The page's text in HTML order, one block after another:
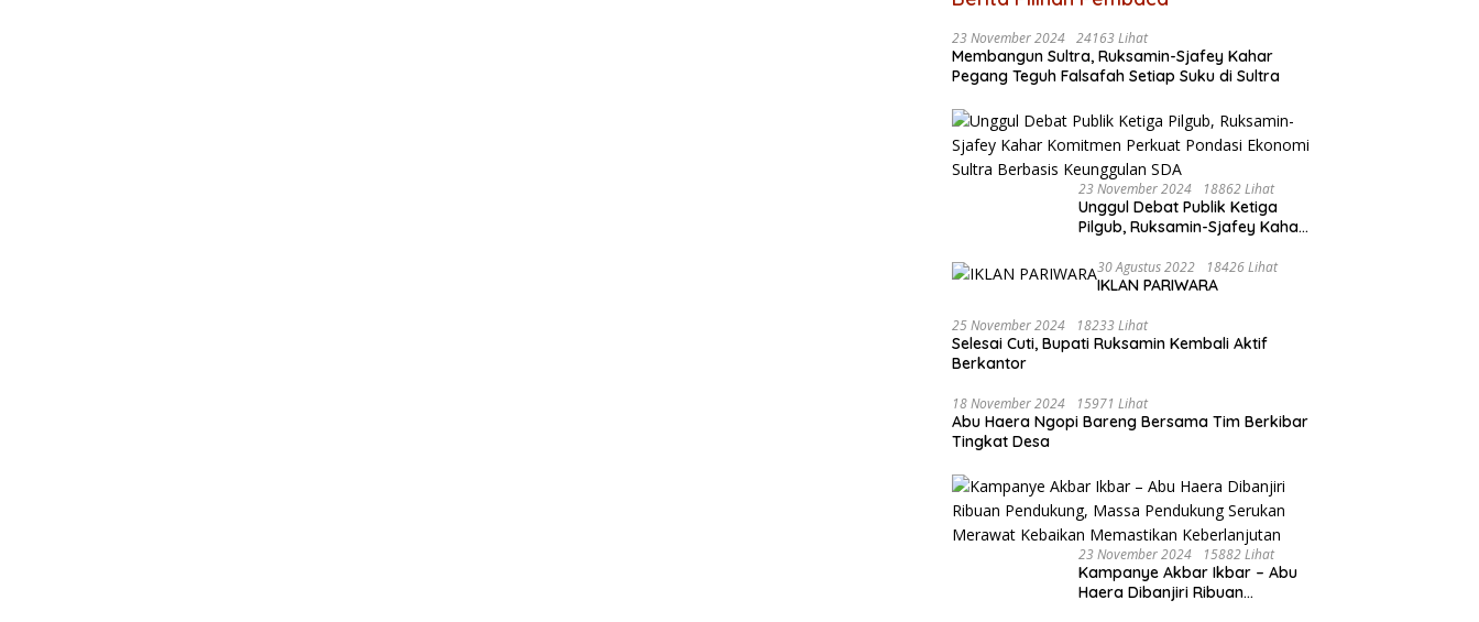
23 November 2024 24163 Lihat
Membangun Sultra, Ruksamin-Sjafey Kahar
Pegang Teguh Falsafah Setiap Suku di Sultra
23 November 2024 18862 Lihat
Unggul Debat Publik Ketiga
Pilgub, Ruksamin-Sjafey Kahar
Ekonomi Sultra Berbasis
Keunggulan SDA
30 Agustus 2022 18426 Lihat
IKLAN PARIWARA
25 November 2024 18233 Lihat
Selesai Cuti, Bupati Ruksamin Kembali Aktif
Berkantor
18 November 2024 15971 Lihat
Abu Haera Ngopi Bareng Bersama Tim Berkibar
Tingkat Desa
23 November 2024 15882 Lihat
Kampanye Akbar Ikbar – Abu
Haera Dibanjiri Ribuan